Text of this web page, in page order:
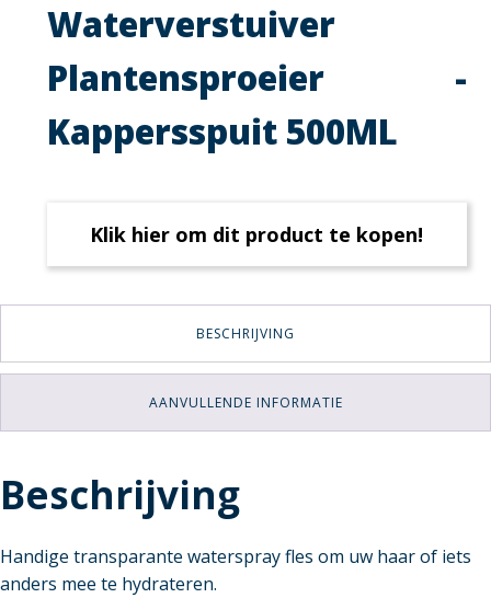
Waterverstuiver
Plantensproeier -
Kappersspuit 500ML
Klik hier om dit product te kopen!
BESCHRIJVING
AANVULLENDE INFORMATIE
Beschrijving
Handige transparante waterspray fles om uw haar of iets
anders mee te hydrateren.